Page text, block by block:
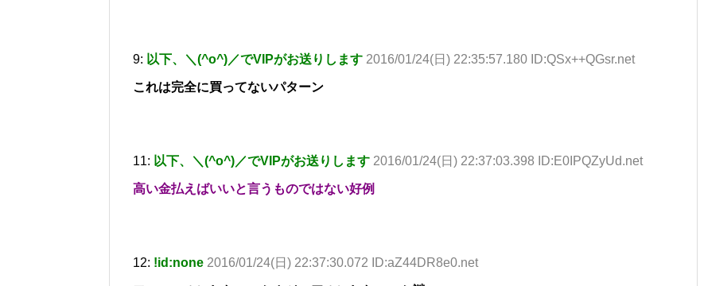
9: 以下、＼(^o^)／でVIPがお送りします 2016/01/24(日) 22:35:57.180 ID:QSx++QGsr.net
これは完全に買ってないパターン
11: 以下、＼(^o^)／でVIPがお送りします 2016/01/24(日) 22:37:03.398 ID:E0IPQZyUd.net
高い金払えばいいと言うものではない好例
12: !id:none 2016/01/24(日) 22:37:30.072 ID:aZ44DR8e0.net